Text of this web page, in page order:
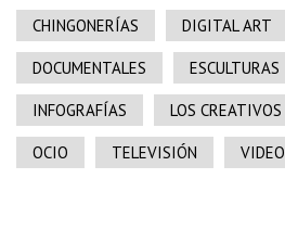
CHINGONERÍAS DIGITAL ART
DOCUMENTALES ESCULTURAS
INFOGRAFÍAS LOS CREATIVOS
OCIO TELEVISIÓN VIDEO